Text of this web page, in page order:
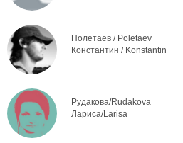
Полетаев / Poletaev
Константин / Konstantin
Рудакова/Rudakova
Лариса/Larisa